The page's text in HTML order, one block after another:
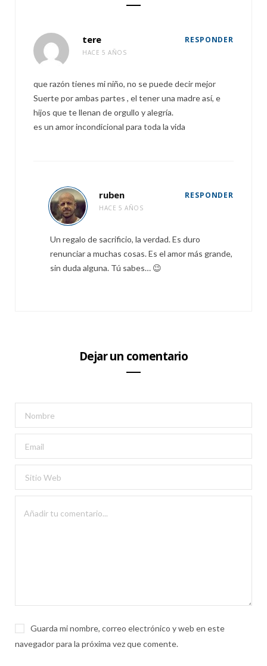
tere
HACE 5 AÑOS
RESPONDER
que razón tienes mi niño, no se puede decir mejor
Suerte por ambas partes , el tener una madre así, e
hijos que te llenan de orgullo y alegría.
es un amor incondicional para toda la vida
ruben
HACE 5 AÑOS
RESPONDER
Un regalo de sacrificio, la verdad. Es duro
renunciar a muchas cosas. Es el amor más grande,
sin duda alguna. Tú sabes… 😉
Dejar un comentario
Guarda mi nombre, correo electrónico y web en este
navegador para la próxima vez que comente.